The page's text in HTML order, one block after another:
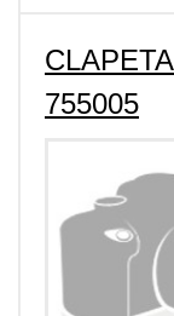
755005